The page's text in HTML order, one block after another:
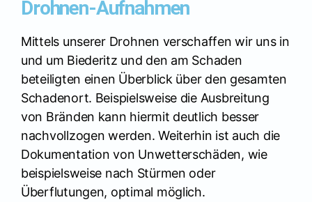
Drohnen-Aufnahmen
Mittels unserer Drohnen verschaffen wir uns in
und um Biederitz und den am Schaden
beteiligten einen Überblick über den gesamten
Schadenort. Beispielsweise die Ausbreitung
von Bränden kann hiermit deutlich besser
nachvollzogen werden. Weiterhin ist auch die
Dokumentation von Unwetterschäden, wie
beispielsweise nach Stürmen oder
Überflutungen, optimal möglich.